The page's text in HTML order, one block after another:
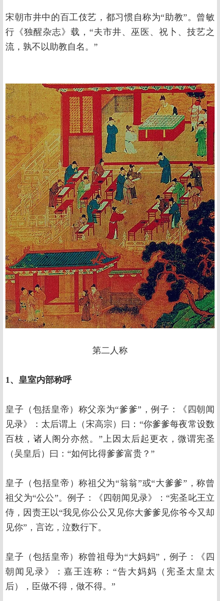
宋朝市井中的百工伎艺，都习惯自称为“助教”。曾敏
行《独醒杂志》载，“夫市井、巫医、祝卜、技艺之
流，孰不以助教自名。”
第二人称
1、皇室内部称呼
皇子（包括皇帝）称父亲为“爹爹”，例子：《四朝闻
见录》：太后谓上（宋高宗）曰：“你爹爹每夜常设数
百枝，诸人阁分亦然。”上因太后起更衣，微谓宪圣
（吴皇后）曰：“如何比得爹爹富贵？”
皇子（包括皇帝）称祖父为“翁翁”或“大爹爹”，称曾
祖父为“公公”。例子：《四朝闻见录》：“宪圣叱王立
侍，因责王以“我见你公公又见你大爹爹见你爷今又却
见你”，言讫，泣数行下。
皇子（包括皇帝）称曾祖母为“大妈妈”，例子：《四
朝闻见录》：嘉王连称：“告大妈妈（宪圣太皇太
后），臣做不得，做不得。”